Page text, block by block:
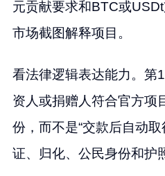
元贡献要求和BTC或
市场截图解释项目。
看法律逻辑表达能力。第
资人或捐赠人符合官方项
份，而不是“交款后自动
证、归化、公民身份和护